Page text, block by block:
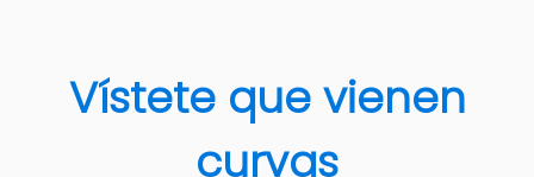
Vístete que vienen
curvas